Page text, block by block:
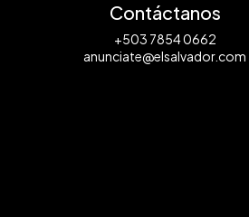
Contáctanos
+503 7854 0662
anunciate@elsalvador.com